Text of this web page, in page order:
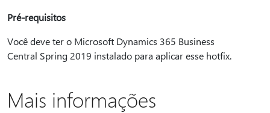
Pré-requisitos
Você deve ter o Microsoft Dynamics 365 Business
Central Spring 2019 instalado para aplicar esse hotfix.
Mais informações